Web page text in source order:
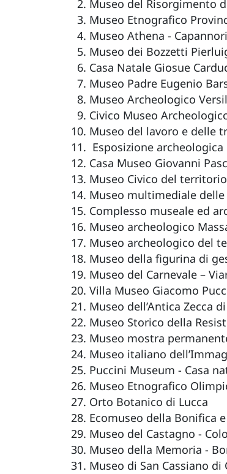
Museo del Risorgimento
Museo Etnografico
Museo Athena - Capannori
Museo dei Bozzetti
Casa Natale Giosue
Museo Padre Eugenio
Museo Archeologico
Civico Museo
Museo del lavoro e delle
Esposizione
Casa Museo Giovanni
Museo Civico del
Museo multimediale delle
Complesso museale ed
Museo archeologico
Museo archeologico del
Museo della figurina di
Museo del Carnevale –
Villa Museo Giacomo
Museo dell’Antica Zecca
Museo Storico della
Museo mostra
Museo italiano
Puccini Museum - Casa
Museo Etnografico
Orto Botanico di Lucca
Ecomuseo della Bonifica
Museo del Castagno -
Museo della Memoria -
Museo di San Cassiano